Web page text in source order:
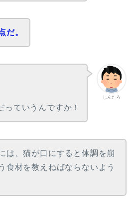
だ。
しんたろ
っていうんですか！
は、猫が口にすると体調を崩
食材を教えねばならないよう